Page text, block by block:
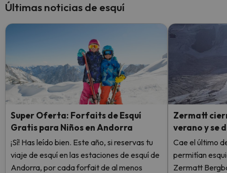
Últimas noticias de esquí
Super Oferta: Forfaits de Esquí
Gratis para Niños en Andorra
¡Sí! Has leído bien. Este año, si reservas tu
viaje de esquí en las estaciones de esquí de
Andorra, por cada forfait de al menos
Zermatt
verano y se
Cae el último
permitían
Zermatt